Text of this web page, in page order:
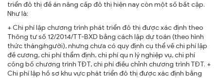
triển đô thị đề án nâng cấp đô thị hiện nay còn một số bất cập.
Như là:
+ Chi phí lập chương trình phát triển đô thị được xác định theo
Thông tư số 12/2014/TT-BXD bằng cách lập dự toán (theo hình
thức tháng/người), nhưng chưa có quy định cụ thể về chi phí lập
đề cương, chi phí thẩm định, chi phí qu n lý nghiệp vụ, chi phí
công bố chương trình TĐT, chi phí điều chỉnh chương trình TĐT. +
Chi phí lập hồ sơ khu vực phát triển đô thị được xác định bằng